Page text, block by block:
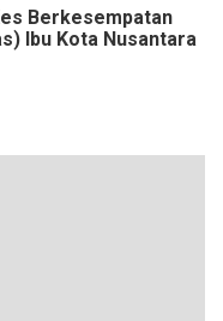
Berkesempatan
Ibu Kota Nusantara